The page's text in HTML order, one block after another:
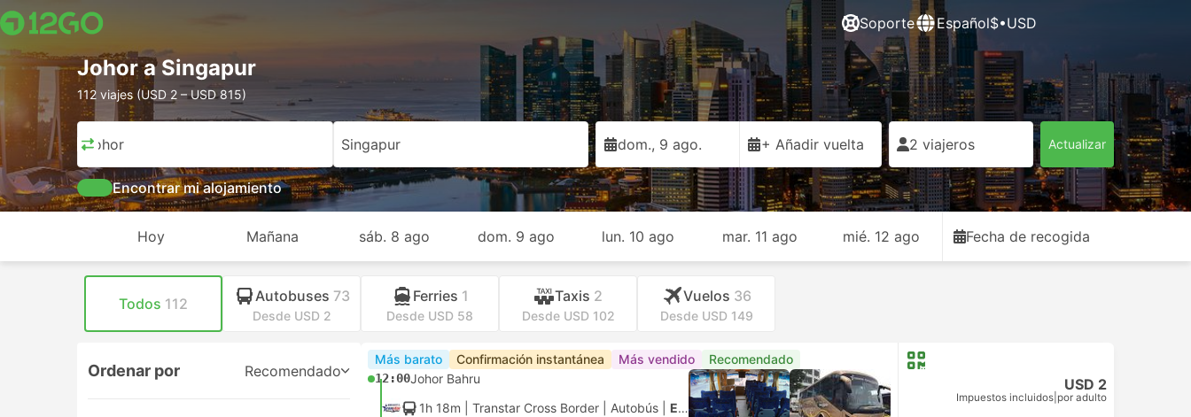
Soporte Español$•USD
Johor a Singapur
112 viajes (USD 2 – USD 815)
Johor Singapur dom., 9 ago. + Añadir vuelta 2 viajeros Actualizar
Encontrar mi alojamiento
Hoy Mañana sáb. 8 ago dom. 9 ago lun. 10 ago mar. 11 ago mié. 12 ago Fecha de recogida
Todos 112 Autobuses 73
Desde USD 2
Ferries 1
Desde USD 58
Taxis 2
Desde USD 102
Vuelos 36
Desde USD 149
Ordenar por Recomendado
Más barato Confirmación instantánea Más vendido Recomendado
12:00Johor Bahru
1h 18m | Transtar Cross Border Autobús Express
USD 2
Impuestos incluidos por adulto